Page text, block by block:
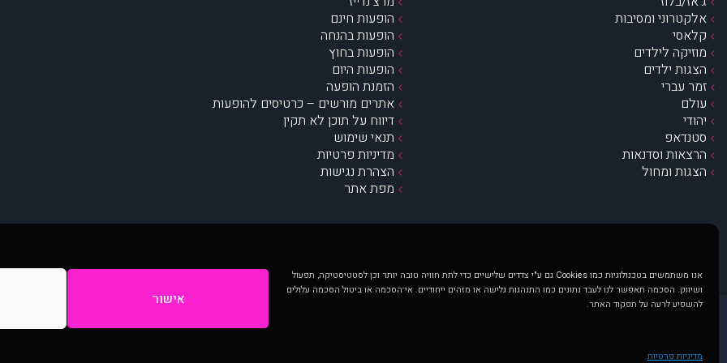
אנו משתמשים בטכנולוגיות כמו Cookies גם ע"י צדדים שלישיים כדי לתת חוויה טובה יותר וכן לסטטיסטיקה, תפעול
ושיווק. הסכמה תאפשר לנו לעבד נתונים כמו התנהגות גלישה או מזהים ייחודיים. אי־הסכמה או ביטול הסכמה עלולים
להשפיע לרעה על תפקוד האתר.
אישור
מדיניות פרטיות
אלקטרוני ומסיבות
קלאסי
מוזיקה לילדים
הצגות ילדים
זמר עברי
עולם
יהודי
סטנדאפ
הרצאות וסדנאות
הצגות ומחול
הופעות חינם
הופעות בהנחה
הופעות בחוץ
הופעות היום
הזמנת הופעה
אתרים מורשים – כרטיסים להופעות
דיווח על תוכן לא תקין
תנאי שימוש
מדיניות פרטיות
הצהרת נגישות
מפת אתר